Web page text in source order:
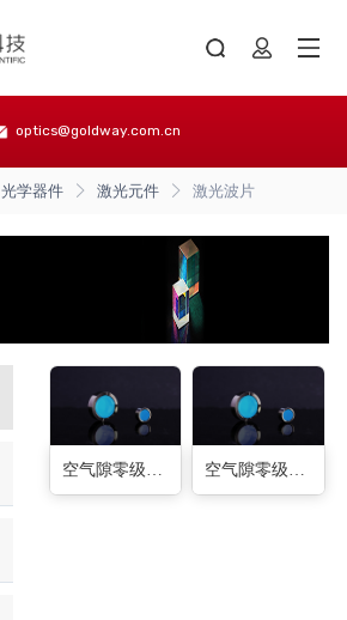
optics@goldway.com.cn
光学器件 激光元件 激光波片